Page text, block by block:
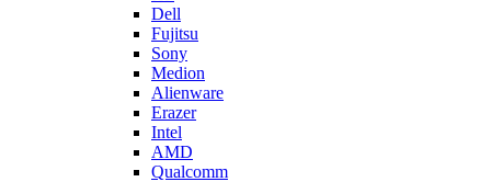
Dell
Fujitsu
Sony
Medion
Alienware
Erazer
Intel
AMD
Qualcomm